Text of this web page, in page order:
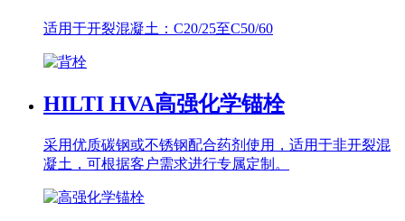
适用于开裂混凝土：C20/25至C50/60
HILTI HVA高强化学锚栓
采用优质碳钢或不锈钢配合药剂使用，适用于非开裂混
凝土，可根据客户需求进行专属定制。